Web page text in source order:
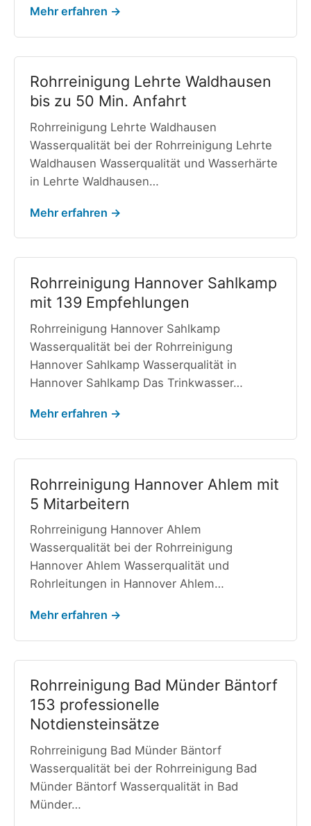
Mehr erfahren →
Rohrreinigung Lehrte Waldhausen
bis zu 50 Min. Anfahrt
Rohrreinigung Lehrte Waldhausen
Wasserqualität bei der Rohrreinigung Lehrte
Waldhausen Wasserqualität und Wasserhärte
in Lehrte Waldhausen…
Mehr erfahren →
Rohrreinigung Hannover Sahlkamp
mit 139 Empfehlungen
Rohrreinigung Hannover Sahlkamp
Wasserqualität bei der Rohrreinigung
Hannover Sahlkamp Wasserqualität in
Hannover Sahlkamp Das Trinkwasser…
Mehr erfahren →
Rohrreinigung Hannover Ahlem mit
5 Mitarbeitern
Rohrreinigung Hannover Ahlem
Wasserqualität bei der Rohrreinigung
Hannover Ahlem Wasserqualität und
Rohrleitungen in Hannover Ahlem…
Mehr erfahren →
Rohrreinigung Bad Münder Bäntorf
153 professionelle
Notdiensteinsätze
Rohrreinigung Bad Münder Bäntorf
Wasserqualität bei der Rohrreinigung Bad
Münder Bäntorf Wasserqualität in Bad
Münder…